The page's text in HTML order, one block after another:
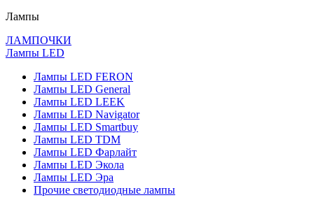
Лампы
ЛАМПОЧКИ
Лампы LED
Лампы LED FERON
Лампы LED General
Лампы LED LEEK
Лампы LED Navigator
Лампы LED Smartbuy
Лампы LED TDM
Лампы LED Фарлайт
Лампы LED Экола
Лампы LED Эра
Прочие светодиодные лампы